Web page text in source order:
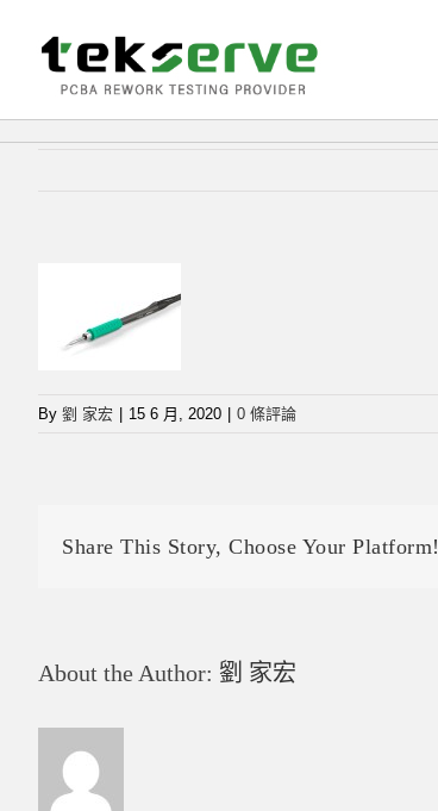
content
By 劉 家宏 15 6 月, 2020 0 條評論
Share This Story, Choose Your Platform!
About the Author: 劉 家宏